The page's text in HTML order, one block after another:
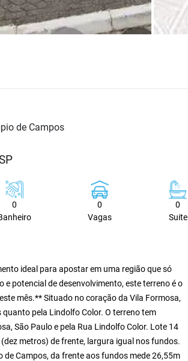
de Campos
0
0
Vagas
0
Suite
ideal para apostar em uma região que só
potencial de desenvolvimento, este terreno é o
mês.** Situado no coração da Vila Formosa,
pela Lindolfo Color. O terreno tem
São Paulo e pela Rua Lindolfo Color. Lote 14
metros) de frente, largura igual nos fundos.
Campos, da frente aos fundos mede 26,55m